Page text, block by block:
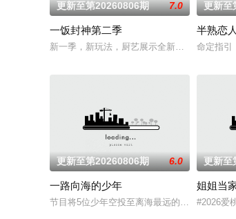
更新至第20260806期 7.0
一饭封神第二季
新一季，新玩法，厨艺展示全新升级！厨神级
更新至
半熟恋
命定指引
更新至第20260806期 6.0
一路向海的少年
节目将5位少年空投至离海最远的大陆腹地，
更新至
姐姐当
#2026爱